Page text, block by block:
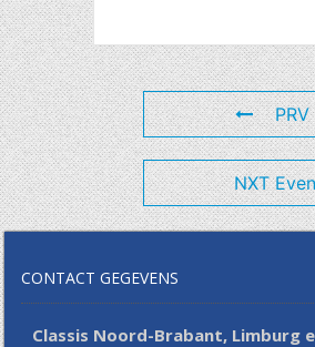
NXT
CONTACT GEGEVENS
Classis Noord-Brabant, Limburg